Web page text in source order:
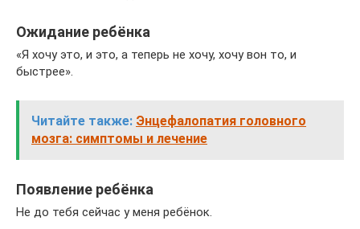
Ожидание ребёнка
«Я хочу это, и это, а теперь не хочу, хочу вон то, и
быстрее».
Читайте также: Энцефалопатия головного
мозга: симптомы и лечение
Появление ребёнка
Не до тебя сейчас у меня ребёнок.